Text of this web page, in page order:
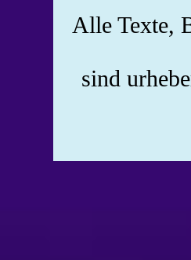
Alle Texte,
sind